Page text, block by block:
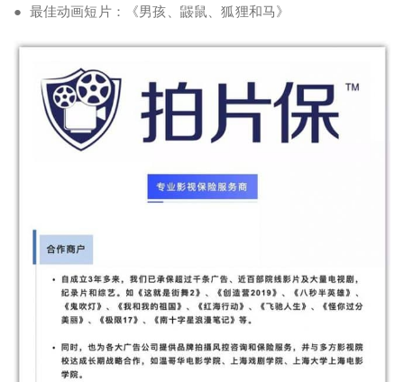
● 最佳动画短片：《男孩、鼹鼠、狐狸和马》